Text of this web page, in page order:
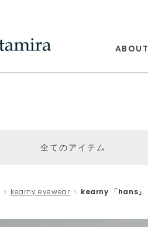
ABOUT
全てのアイテム
kearny eyewear kearny 「hans」